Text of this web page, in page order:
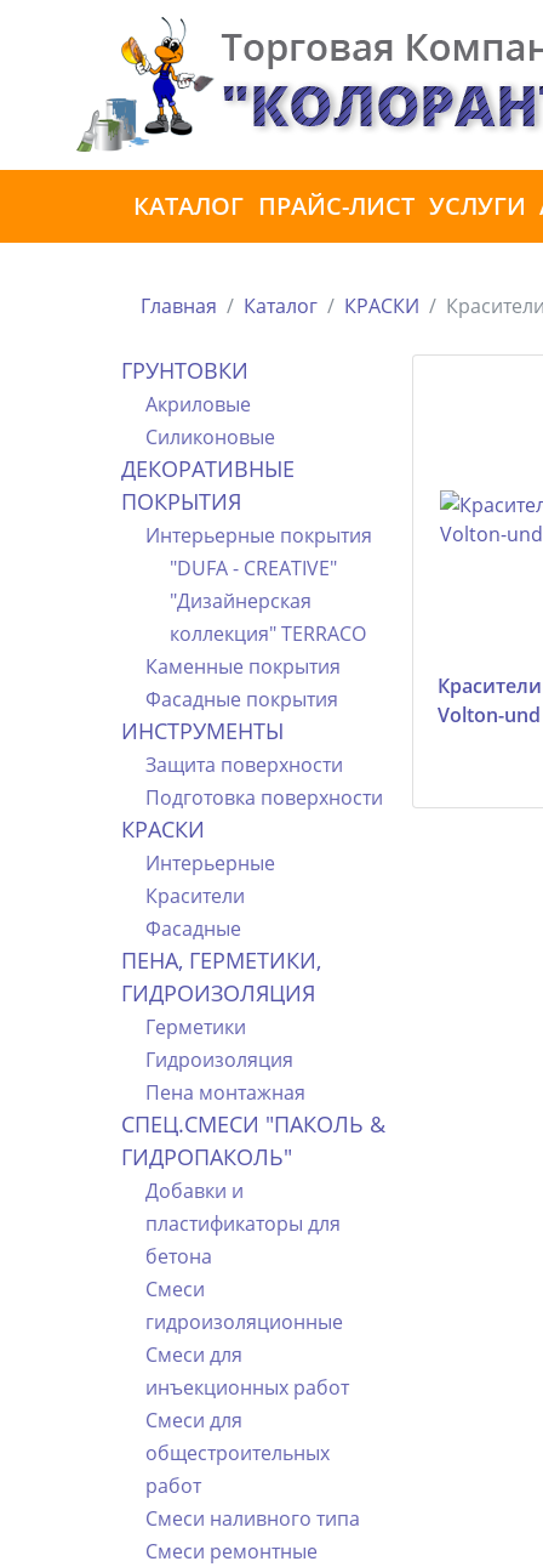
КАТАЛОГ ПРАЙС-ЛИСТ УСЛУГИ
Главная Каталог КРАСКИ
ГРУНТОВКИ
Акриловые
Силиконовые
ДЕКОРАТИВНЫЕ
ПОКРЫТИЯ
Интерьерные покрытия
"DUFA - CREATIVE"
"Дизайнерская
коллекция" TERRACO
Каменные покрытия
Фасадные покрытия
ИНСТРУМЕНТЫ
Защита поверхности
Подготовка поверхности
КРАСКИ
Интерьерные
Красители
Фасадные
ПЕНА, ГЕРМЕТИКИ,
ГИДРОИЗОЛЯЦИЯ
Герметики
Гидроизоляция
Пена монтажная
СПЕЦ.СМЕСИ "ПАКОЛЬ &
ГИДРОПАКОЛЬ"
Добавки и
пластификаторы для
бетона
Смеси
гидроизоляционные
Смеси для
инъекционных работ
Смеси для
общестроительных
работ
Смеси наливного типа
Смеси ремонтные
Volton-